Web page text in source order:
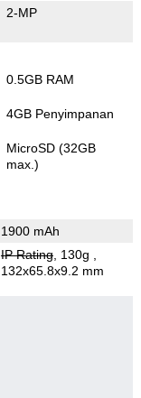
2-MP
0.5GB RAM
4GB Penyimpanan
MicroSD (32GB
max.)
1900 mAh
IP Rating, 130g
132x65.8x9.2 mm